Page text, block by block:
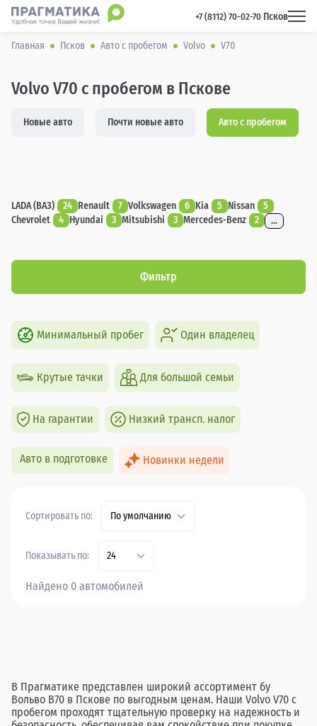
+7 (8112) 70-02-70 Псков
Главная Псков Авто с пробегом Volvo V70
Volvo V70 с пробегом в Пскове
Новые авто Почти новые авто Авто с пробегом
LADA (ВАЗ) 24 Renault 7 Volkswagen 6 Kia 5 Nissan
5
Chevrolet
4 Hyundai 3 Mitsubishi 3 Mercedes-Benz 2 ...
Фильтр
Минимальный пробег Один владелец
Крутые тачки Для большой семьи
На гарантии Низкий трансп. налог
Авто в подготовке Новинки недели
Сортировать по: По умолчанию
Показывать по: 24
Найдено 0 автомобилей
В Прагматике представлен широкий ассортимент бу
Вольво В70 в Пскове по выгодным ценам. Наши Volvo V70 с
пробегом проходят тщательную проверку на надежность и